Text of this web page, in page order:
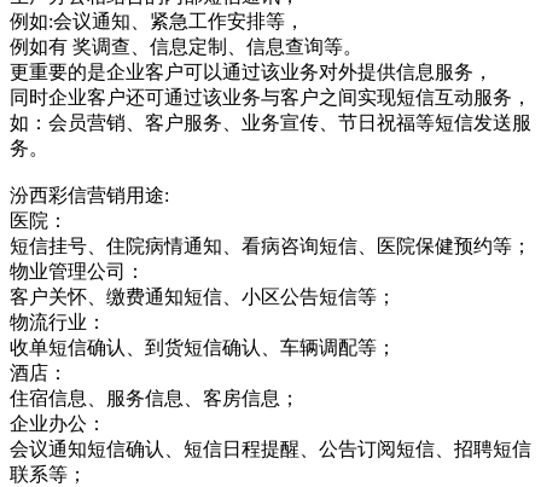
例如:会议通知、紧急工作安排等，
例如有 奖调查、信息定制、信息查询等。
更重要的是企业客户可以通过该业务对外提供信息服务，
同时企业客户还可通过该业务与客户之间实现短信互动服务，
如：会员营销、客户服务、业务宣传、节日祝福等短信发送服
务。
汾西彩信营销用途:
医院：
短信挂号、住院病情通知、看病咨询短信、医院保健预约等；
物业管理公司：
客户关怀、缴费通知短信、小区公告短信等；
物流行业：
收单短信确认、到货短信确认、车辆调配等；
酒店：
住宿信息、服务信息、客房信息；
企业办公：
会议通知短信确认、短信日程提醒、公告订阅短信、招聘短信
联系等；